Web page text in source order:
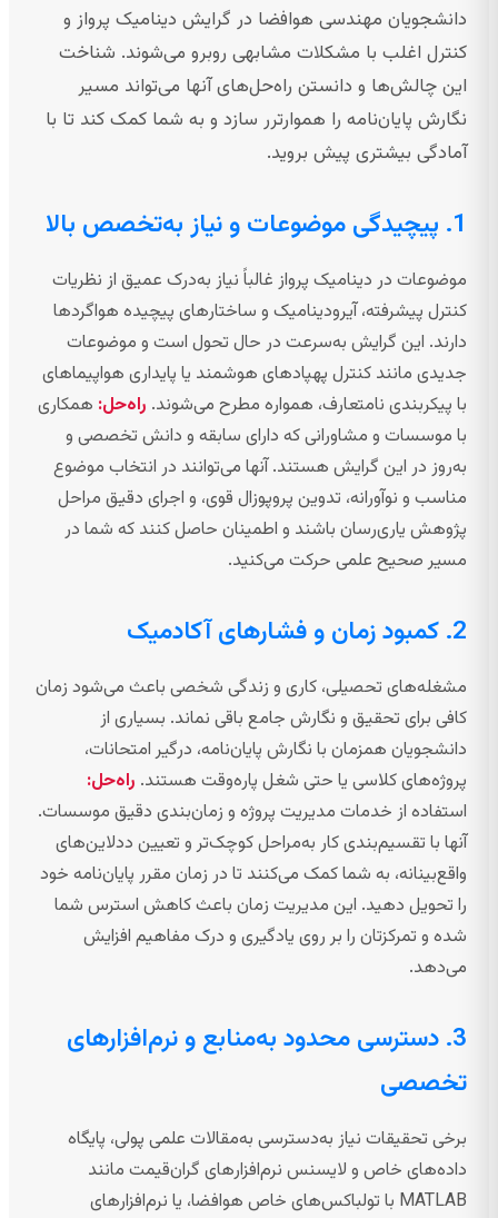
دانشجویان مهندسی هوافضا در گرایش دینامیک پرواز و
کنترل اغلب با مشکلات مشابهی روبرو می‌شوند. شناخت
این چالش‌ها و دانستن راه‌حل‌های آنها می‌تواند مسیر
نگارش پایان‌نامه را هموارترر سازد و به شما کمک کند تا با
آمادگی بیشتری پیش بروید.
1. پیچیدگی موضوعات و نیاز به‌تخصص بالا
موضوعات در دینامیک پرواز غالباً نیاز به‌درک عمیق از نظریات
کنترل پیشرفته، آیرودینامیک و ساختارهای پیچیده هواگردها
دارند. این گرایش به‌سرعت در حال تحول است و موضوعات
جدیدی مانند کنترل پهپادهای هوشمند یا پایداری هواپیماهای
با پیکربندی نامتعارف، همواره مطرح می‌شوند. راه‌حل: همکاری
با موسسات و مشاورانی که دارای سابقه و دانش تخصصی و
به‌روز در این گرایش هستند. آنها می‌توانند در انتخاب موضوع
مناسب و نوآورانه، تدوین پروپوزال قوی، و اجرای دقیق مراحل
پژوهش یاری‌رسان باشند و اطمینان حاصل کنند که شما در
مسیر صحیح علمی حرکت می‌کنید.
2. کمبود زمان و فشارهای آکادمیک
مشغله‌های تحصیلی، کاری و زندگی شخصی باعث می‌شود زمان
کافی برای تحقیق و نگارش جامع باقی نماند. بسیاری از
دانشجویان همزمان با نگارش پایان‌نامه، درگیر امتحانات،
پروژه‌های کلاسی یا حتی شغل پاره‌وقت هستند. راه‌حل:
استفاده از خدمات مدیریت پروژه و زمان‌بندی دقیق موسسات.
آنها با تقسیم‌بندی کار به‌مراحل کوچک‌تر و تعیین ددلاین‌های
واقع‌بینانه، به شما کمک می‌کنند تا در زمان مقرر پایان‌نامه خود
را تحویل دهید. این مدیریت زمان باعث کاهش استرس شما
شده و تمرکزتان را بر روی یادگیری و درک مفاهیم افزایش
می‌دهد.
3. دسترسی محدود به‌منابع و نرم‌افزارهای
تخصصی
برخی تحقیقات نیاز به‌دسترسی به‌مقالات علمی پولی، پایگاه
داده‌های خاص و لایسنس نرم‌افزارهای گران‌قیمت مانند
MATLAB با تولباکس‌های خاص هوافضا، یا نرم‌افزارهای